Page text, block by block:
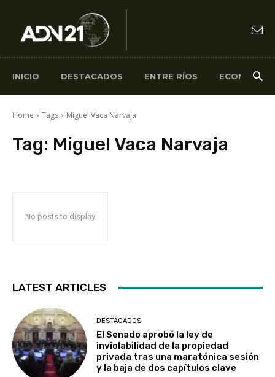
INICIO DESTACADOS ENTRE RÍOS ECONOMÍA
Home Tags Miguel Vaca Narvaja
Tag: Miguel Vaca Narvaja
No posts to display
LATEST ARTICLES
DESTACADOS
El Senado aprobó la ley de
inviolabilidad de la propiedad
privada tras una maratónica sesión
y la baja de dos capítulos clave